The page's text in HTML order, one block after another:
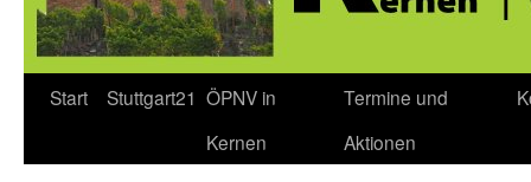
Start Stuttgart21 ÖPNV in
Kernen
Termine und
Aktionen